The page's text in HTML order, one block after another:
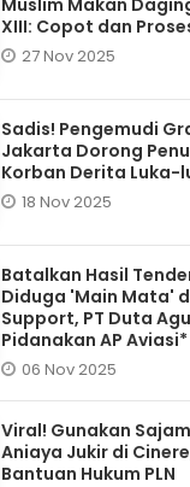
Muslim Makan
XIII: Copot dan
27 Nov 2025
Sadis! Pengemudi
Jakarta Dorong
Korban Derita Luka-
18 Nov 2025
Batalkan Hasil
Diduga 'Main Mata'
Support, PT Duta
Pidanakan AP Aviasi*
06 Nov 2025
Viral! Gunakan
Aniaya Jukir di
Bantuan Hukum PLN